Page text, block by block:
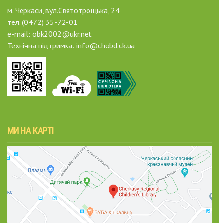
м. Черкаси, вул.Святотроїцька, 24
тел. (0472) 35-72-01
e-mail: obk2002@ukr.net
Технічна підтримка: info@chobd.ck.ua
МИ НА КАРТІ